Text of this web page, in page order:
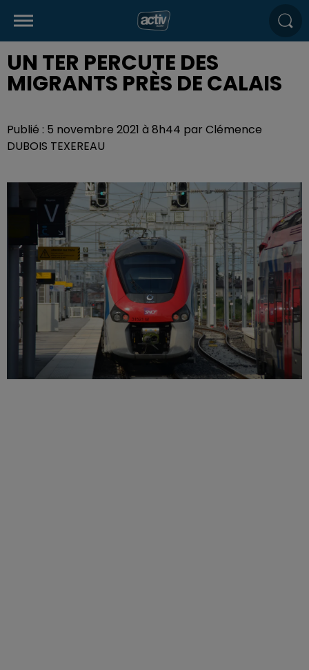
UN TER PERCUTE DES
MIGRANTS PRÈS DE CALAIS
Publié : 5 novembre 2021 à 8h44 par Clémence
DUBOIS TEXEREAU